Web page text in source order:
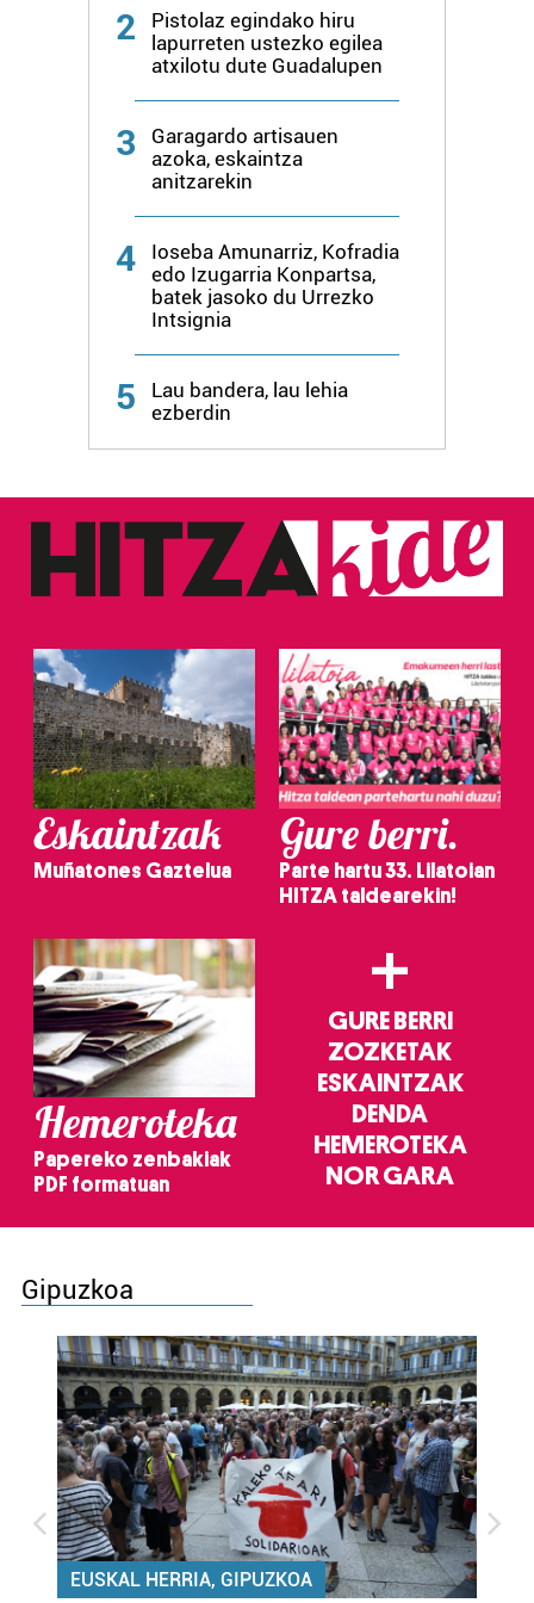
2
Pistolaz egindako hiru
lapurreten ustezko egilea
atxilotu dute Guadalupen
3
Garagardo artisauen
azoka, eskaintza
anitzarekin
4
Ioseba Amunarriz, Kofradia
edo Izugarria Konpartsa,
batek jasoko du Urrezko
Intsignia
5
Lau bandera, lau lehia
ezberdin
Eskaintzak
Muñatones Gaztelua
Gure berri.
Parte hartu 33. Lilatoian
HITZA taldearekin!
Hemeroteka
Papereko zenbakiak
PDF formatuan
+
GURE BERRI
ZOZKETAK
ESKAINTZAK
DENDA
HEMEROTEKA
NOR GARA
Gipuzkoa
EUSKAL HERRIA, GIPUZKOA